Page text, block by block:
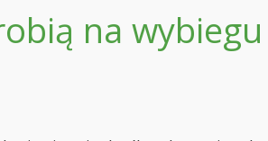
na